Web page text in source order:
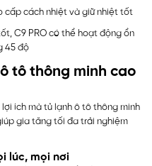
cấp cách nhiệt và giữ nhiệt tốt
C9 PRO có thể hoạt động ổn
45 độ
tô thông minh cao
lợi ích mà tủ lạnh ô tô thông minh
gia tăng tối đa trải nghiệm
lúc, mọi nơi